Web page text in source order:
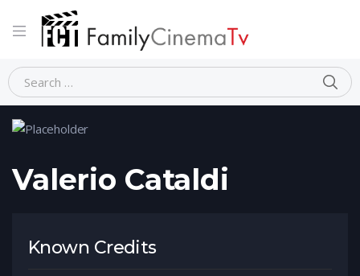
Home Person Valerio Cataldi
Valerio Cataldi
Known Credits